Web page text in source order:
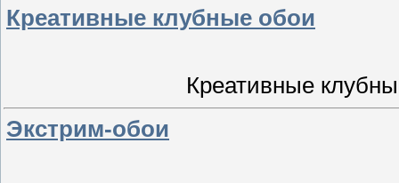
Креативные клубные обои
Креативные
Экстрим-обои